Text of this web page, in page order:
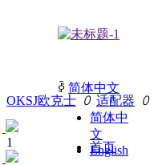
ꀅ 简体中文
简体中
文
English
首页
OKSJ欧克士 ꄲ 适配器 ꄲ
1